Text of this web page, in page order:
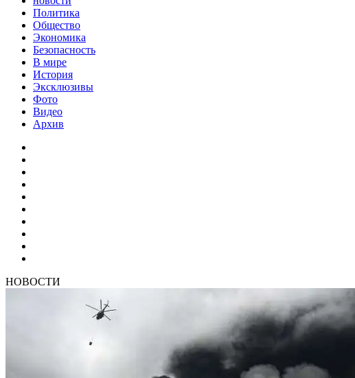
Политика
Общество
Экономика
Безопасность
В мире
История
Эксклюзивы
Фото
Видео
Архив
НОВОСТИ